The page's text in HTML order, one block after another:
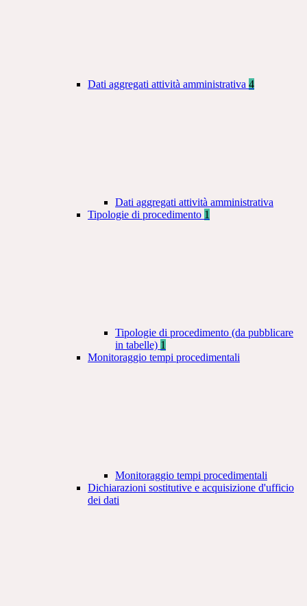
Dati aggregati attività amministrativa 4
Dati aggregati attività amministrativa
Tipologie di procedimento 1
Tipologie di procedimento (da pubblicare
in tabelle) 1
Monitoraggio tempi procedimentali
Monitoraggio tempi procedimentali
Dichiarazioni sostitutive e acquisizione d'ufficio
dei dati